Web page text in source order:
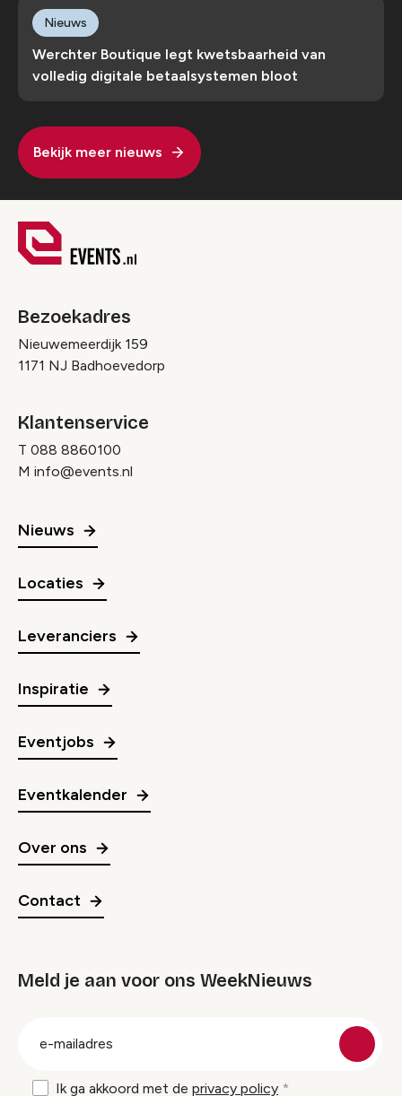
Werchter Boutique legt kwetsbaarheid van
volledig digitale betaalsystemen bloot
Nieuws
Bekijk meer nieuws
Bezoekadres
Nieuwemeerdijk 159
1171 NJ Badhoevedorp
Klantenservice
T 088 8860100
M info@events.nl
Nieuws
Locaties
Leveranciers
Inspiratie
Eventjobs
Eventkalender
Over ons
Contact
Meld je aan voor ons WeekNieuws
Ik ga akkoord met de privacy policy